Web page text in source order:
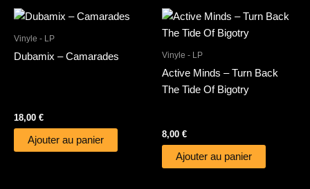
Vinyle - LP
Dubamix – Camarades
18,00 €
Ajouter au panier
Vinyle - LP
Active Minds – Turn Back
The Tide Of Bigotry
8,00 €
Ajouter au panier